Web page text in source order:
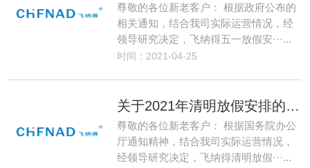
尊敬的各位新老客户： 根据政府公布的
相关通知，结合我司实际运营情况，经
领导研究决定，飞纳得五一放假安···...
时间：2021-04-25
关于2021年清明放假安排的通知
尊敬的各位新老客户： 根据国务院办公
厅通知精神，结合我司实际运营情况，
经领导研究决定，飞纳得清明放假···...